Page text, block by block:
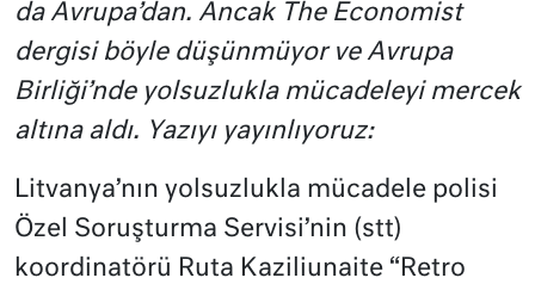
da Avrupa’dan. Ancak The Economist
dergisi böyle düşünmüyor ve Avrupa
Birliği’nde yolsuzlukla mücadeleyi mercek
altına aldı. Yazıyı yayınlıyoruz:
Litvanya’nın yolsuzlukla mücadele polisi
Özel Soruşturma Servisi’nin (stt)
koordinatörü Ruta Kaziliunaite “Retro